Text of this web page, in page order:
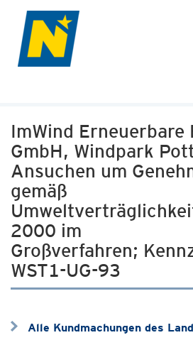
ImWind Erneuerbare
GmbH, Windpark
Ansuchen um
gemäß
2000 im
Großverfahren;
WST1-UG-93
Alle Kundmachungen des